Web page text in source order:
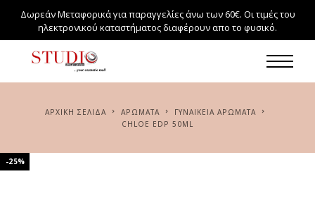
Δωρεάν Μεταφορικά για παραγγελίες άνω των 60€. Οι τιμές του
ηλεκτρονικού καταστήματος διαφέρουν απο το φυσικό.
ΑΡΧΙΚΉ ΣΕΛΊΔΑ ΑΡΏΜΑΤΑ
ΓΥΝΑΙΚΕΊΑ ΑΡΏΜΑΤΑ
CHLOE EDP 50ML
-25%